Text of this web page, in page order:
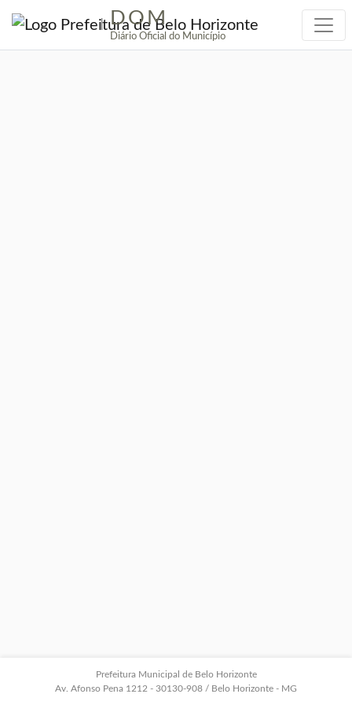
| DOM
Diário Oficial do Município
Prefeitura Municipal de Belo Horizonte
Av. Afonso Pena 1212 - 30130-908 / Belo Horizonte - MG